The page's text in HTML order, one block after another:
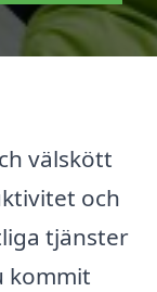
välskött
och
tjänster
kommit